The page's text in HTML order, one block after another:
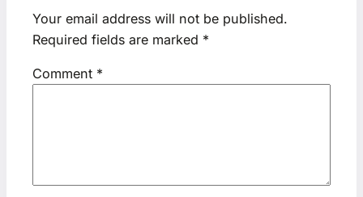
Your email address will not be published.
Required fields are marked *
Comment *